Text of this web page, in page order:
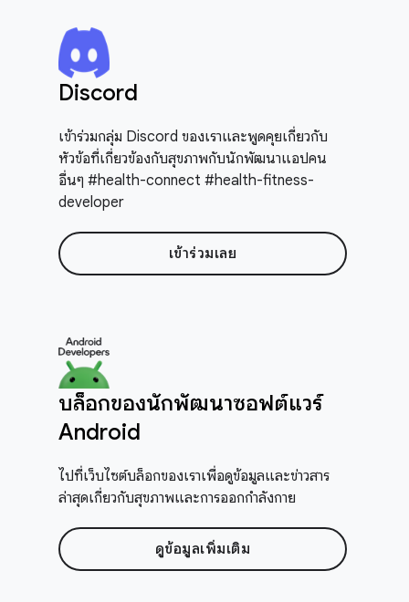
Discord
เข้าร่วมกลุ่ม Discord ของเราและพูดคุยเกี่ยวกับ
หัวข้อที่เกี่ยวข้องกับสุขภาพกับนักพัฒนาแอปคน
อื่นๆ #health-connect #health-fitness-
developer
เข้าร่วมเลย
บล็อกของนักพัฒนาซอฟต์แวร์
Android
ไปที่เว็บไซต์บล็อกของเราเพื่อดูข้อมูลและข่าวสาร
ล่าสุดเกี่ยวกับสุขภาพและการออกกำลังกาย
ดูข้อมูลเพิ่มเติม